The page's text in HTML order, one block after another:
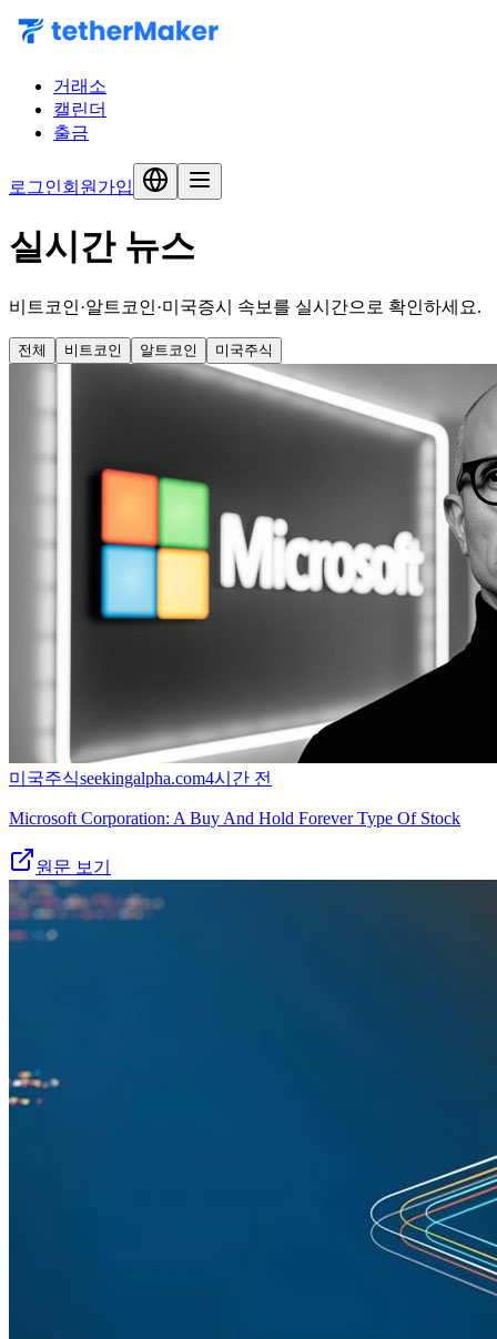
거래소
캘린더
출금
로그인회원가입
실시간 뉴스
비트코인·알트코인·미국증시 속보를 실시간으로 확인하세요.
전체 비트코인 알트코인 미국주식
미국주식seekingalpha.com4시간 전
Microsoft Corporation: A Buy And Hold Forever Type Of Stock
원문 보기